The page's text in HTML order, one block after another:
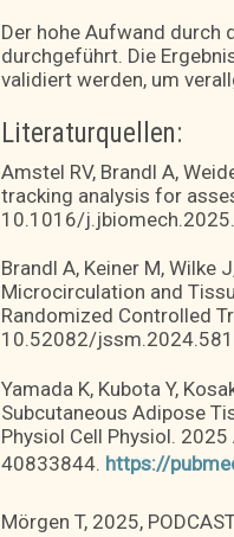
Der hohe Aufwand durch
durchgeführt. Die
validiert werden, um
Literaturquellen:
Amstel RV, Brandl A,
tracking analysis for
10.1016/
Brandl A, Keiner M, Wilke
Microcirculation and
Randomized Controlled
10.52082/
Yamada K, Kubota Y,
Subcutaneous Adipose
Physiol Cell Physiol.
40833844. https://
Mörgen T, 2025,